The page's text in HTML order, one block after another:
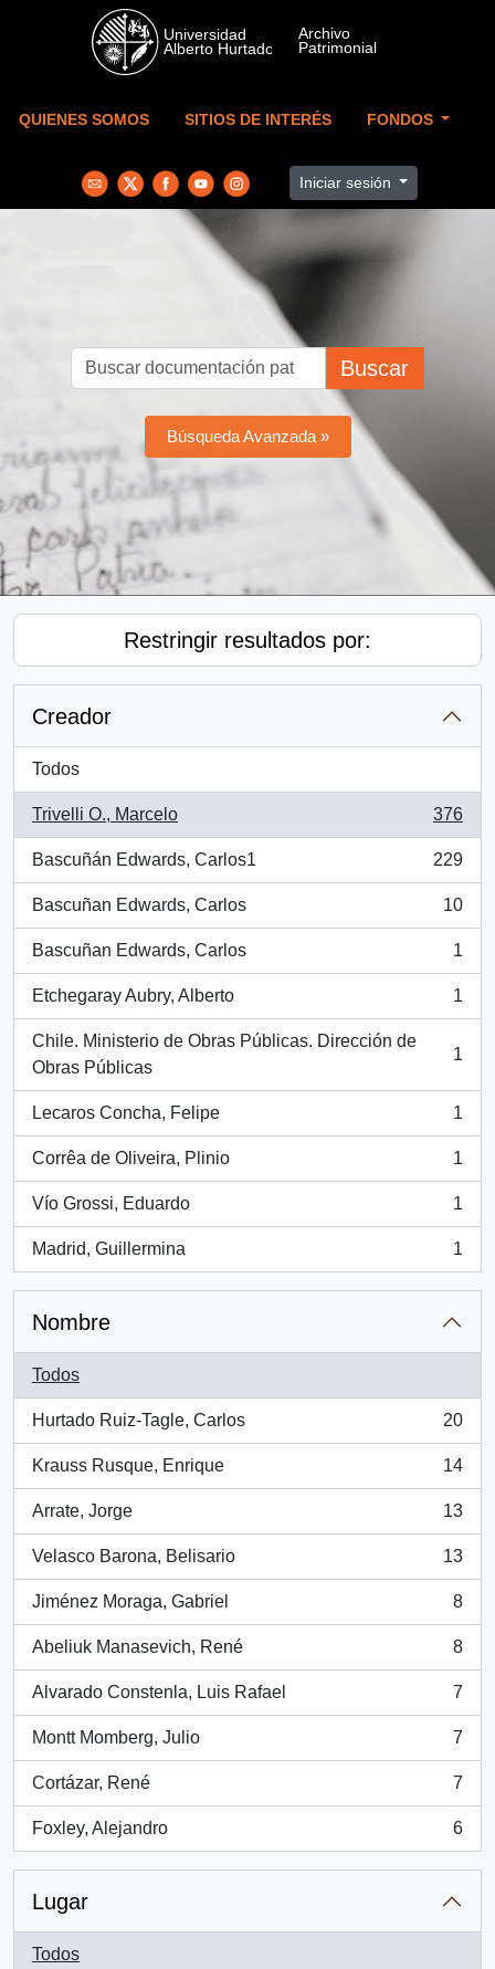
Skip to main content
QUIENES SOMOS SITIOS DE INTERÉS FONDOS
Iniciar sesión
Buscar
Búsqueda Avanzada »
Restringir resultados por:
Creador
Todos
Trivelli O., Marcelo
, 376 resultados
376
Bascuñán Edwards, Carlos1
, 229 resultados
229
Bascuñan Edwards, Carlos
, 10 resultados
10
Bascuñan Edwards, Carlos
, 1 resultados
1
Etchegaray Aubry, Alberto
, 1 resultados
1
Chile. Ministerio de Obras Públicas. Dirección de
Obras Públicas
, 1 resultados
1
Lecaros Concha, Felipe
, 1 resultados
1
Corrêa de Oliveira, Plinio
, 1 resultados
1
Vío Grossi, Eduardo
, 1 resultados
1
Madrid, Guillermina
, 1 resultados
1
Nombre
Todos
Hurtado Ruiz-Tagle, Carlos
, 20 resultados
20
Krauss Rusque, Enrique
, 14 resultados
14
Arrate, Jorge
, 13 resultados
13
Velasco Barona, Belisario
, 13 resultados
13
Jiménez Moraga, Gabriel
, 8 resultados
8
Abeliuk Manasevich, René
, 8 resultados
8
Alvarado Constenla, Luis Rafael
, 7 resultados
7
Montt Momberg, Julio
, 7 resultados
7
Cortázar, René
, 7 resultados
7
Foxley, Alejandro
, 6 resultados
6
Lugar
Todos